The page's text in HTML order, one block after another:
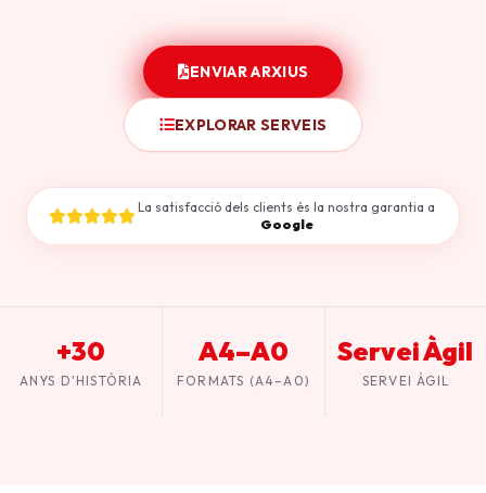
ENVIAR ARXIUS
EXPLORAR SERVEIS
La satisfacció dels clients és la nostra garantia a
Google
+30
ANYS D'HISTÒRIA
A4–A0
FORMATS (A4–A0)
Servei Àgil
SERVEI ÀGIL